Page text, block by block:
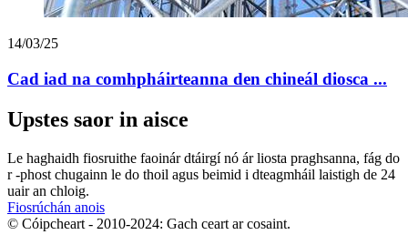
14/03/25
Cad iad na comhpháirteanna den chineál diosca ...
Upstes saor in aisce
Le haghaidh fiosruithe faoinár dtáirgí nó ár liosta praghsanna, fág do
r -phost chugainn le do thoil agus beimid i dteagmháil laistigh de 24
uair an chloig.
Fiosrúchán anois
© Cóipcheart - 2010-2024: Gach ceart ar cosaint.